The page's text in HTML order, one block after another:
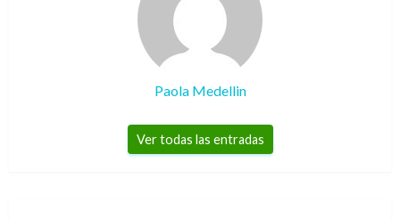
Paola Medellin
Ver todas las entradas